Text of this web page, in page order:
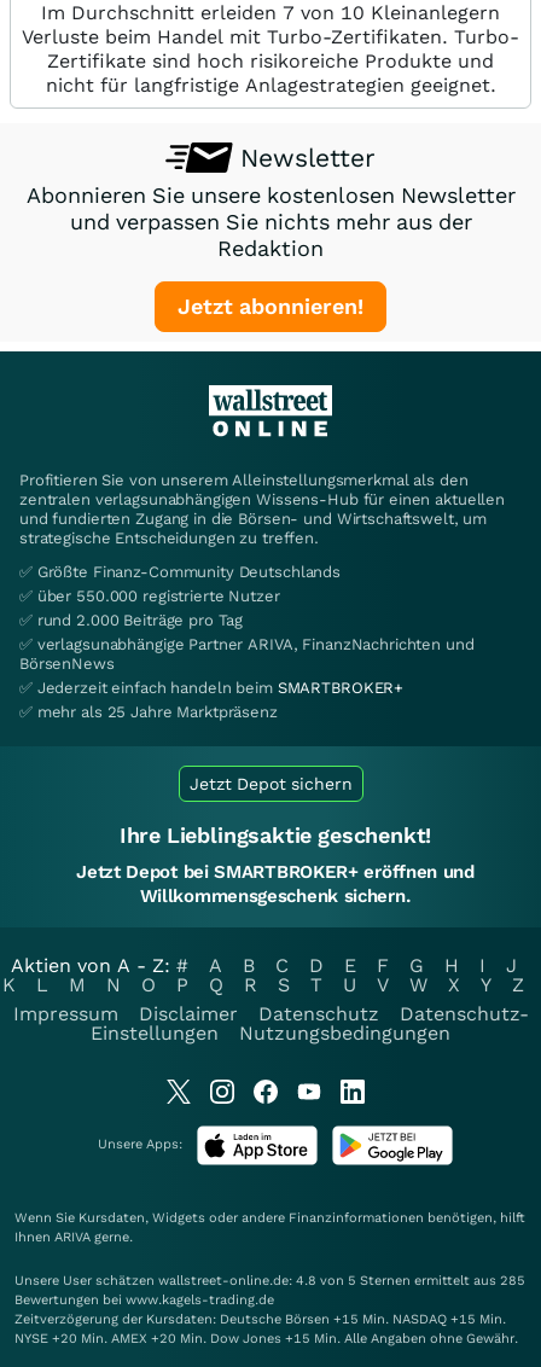
Im Durchschnitt erleiden 7 von 10 Kleinanlegern
Verluste beim Handel mit Turbo-Zertifikaten. Turbo-
Zertifikate sind hoch risikoreiche Produkte und
nicht für langfristige Anlagestrategien geeignet.
Newsletter
Abonnieren Sie unsere kostenlosen Newsletter
und verpassen Sie nichts mehr aus der
Redaktion
Jetzt abonnieren!
Profitieren Sie von unserem Alleinstellungsmerkmal als den
zentralen verlagsunabhängigen Wissens-Hub für einen aktuellen
und fundierten Zugang in die Börsen- und Wirtschaftswelt, um
strategische Entscheidungen zu treffen.
✅ Größte Finanz-Community Deutschlands
✅ über 550.000 registrierte Nutzer
✅ rund 2.000 Beiträge pro Tag
✅ verlagsunabhängige Partner ARIVA, FinanzNachrichten und
BörsenNews
✅ Jederzeit einfach handeln beim SMARTBROKER+
✅ mehr als 25 Jahre Marktpräsenz
Jetzt Depot sichern
Ihre Lieblingsaktie geschenkt!
Jetzt Depot bei SMARTBROKER+ eröffnen und
Willkommensgeschenk sichern.
Aktien von A - Z: # A B C D E F G H I
J
K
L M N O P Q R S T U V W X Y
Z
Impressum
Disclaimer Datenschutz
Datenschutz-
Einstellungen
Nutzungsbedingungen
Unsere Apps:
Wenn Sie Kursdaten, Widgets oder andere Finanzinformationen benötigen, hilft
Ihnen ARIVA gerne.
Unsere User schätzen wallstreet-online.de: 4.8 von 5 Sternen ermittelt aus 285
Bewertungen bei www.kagels-trading.de
Zeitverzögerung der Kursdaten: Deutsche Börsen +15 Min. NASDAQ +15 Min.
NYSE +20 Min. AMEX +20 Min. Dow Jones +15 Min. Alle Angaben ohne Gewähr.